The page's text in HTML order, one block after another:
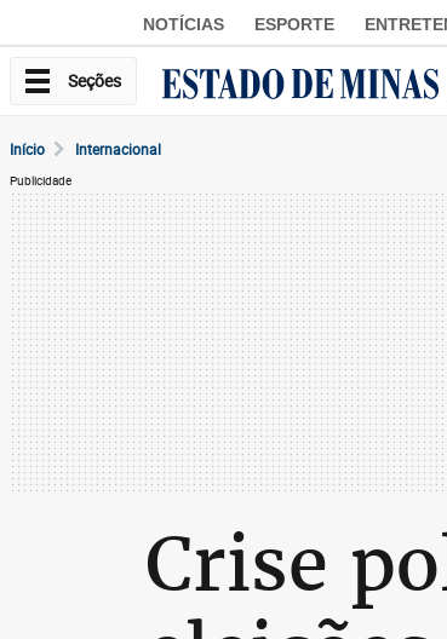
NOTÍCIAS ESPORTE
Seções
Início Internacional
Publicidade
Crise